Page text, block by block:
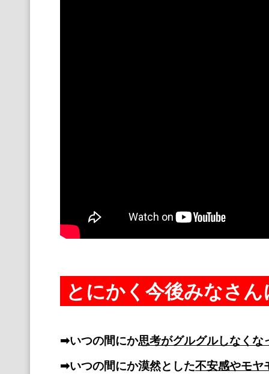
とにかく今後みなさ
➡いつの間にか思考がグルグルしなくな
➡いつの間にか漠然とした不安感やモヤ